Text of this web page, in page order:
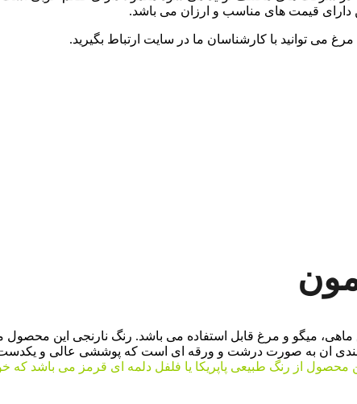
دارای قیمت های مناسب و ارزان می باشد.
می توانید با کارشناسان ما در سایت ارتباط بگیرید.
میگو و مرغ قابل استفاده می باشد. رنگ نارنجی این
بندی ان به صورت درشت و ورقه ای است که پوششی عالی و
محصول از رنگ طبیعی پاپریکا یا فلفل دلمه ای قرمز می باشد که